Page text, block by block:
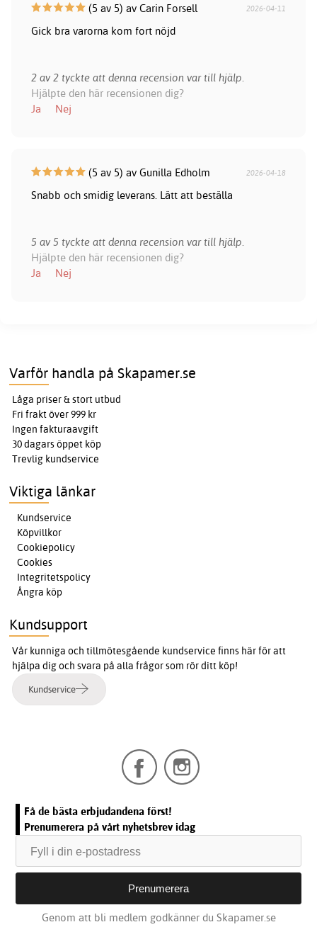
(5 av 5) av Carin Forsell 2026-04-11
Gick bra varorna kom fort nöjd
2 av 2 tyckte att denna recension var till hjälp.
Hjälpte den här recensionen dig?
Ja
Nej
(5 av 5) av Gunilla Edholm 2026-04-18
Snabb och smidig leverans. Lätt att beställa
5 av 5 tyckte att denna recension var till hjälp.
Hjälpte den här recensionen dig?
Ja
Nej
Varför handla på Skapamer.se
Låga priser & stort utbud
Fri frakt över 999 kr
Ingen fakturaavgift
30 dagars öppet köp
Trevlig kundservice
Viktiga länkar
Kundservice
Köpvillkor
Cookiepolicy
Cookies
Integritetspolicy
Ångra köp
Kundsupport
Vår kunniga och tillmötesgående kundservice finns här för att
hjälpa dig och svara på alla frågor som rör ditt köp!
Kundservice
Få de bästa erbjudandena först!
Prenumerera på vårt nyhetsbrev idag
Genom att bli medlem godkänner du Skapamer.se